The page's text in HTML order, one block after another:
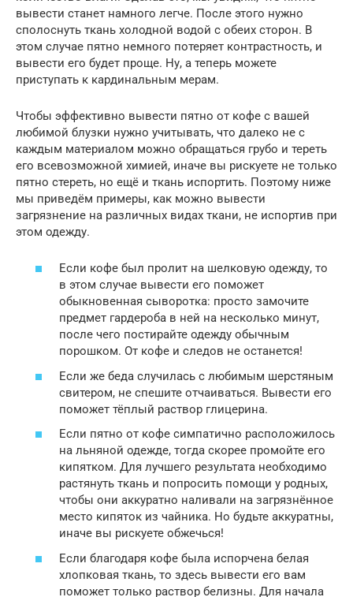
вывести станет намного легче. После этого нужно
сполоснуть ткань холодной водой с обеих сторон. В
этом случае пятно немного потеряет контрастность, и
вывести его будет проще. Ну, а теперь можете
приступать к кардинальным мерам.
Чтобы эффективно вывести пятно от кофе с вашей
любимой блузки нужно учитывать, что далеко не с
каждым материалом можно обращаться грубо и тереть
его всевозможной химией, иначе вы рискуете не только
пятно стереть, но ещё и ткань испортить. Поэтому ниже
мы приведём примеры, как можно вывести
загрязнение на различных видах ткани, не испортив при
этом одежду.
Если кофе был пролит на шелковую одежду, то
в этом случае вывести его поможет
обыкновенная сыворотка: просто замочите
предмет гардероба в ней на несколько минут,
после чего постирайте одежду обычным
порошком. От кофе и следов не останется!
Если же беда случилась с любимым шерстяным
свитером, не спешите отчаиваться. Вывести его
поможет тёплый раствор глицерина.
Если пятно от кофе симпатично расположилось
на льняной одежде, тогда скорее промойте его
кипятком. Для лучшего результата необходимо
растянуть ткань и попросить помощи у родных,
чтобы они аккуратно наливали на загрязнённое
место кипяток из чайника. Но будьте аккуратны,
иначе вы рискуете обжечься!
Если благодаря кофе была испорчена белая
хлопковая ткань, то здесь вывести его вам
поможет только раствор белизны. Для начала